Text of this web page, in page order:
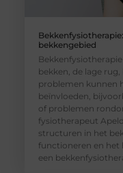
bekkengebied
bekken, de lage
problemen kunnen
beïnvloeden,
of problemen
fysiotherapeut
structuren in het
functioneren en het
een